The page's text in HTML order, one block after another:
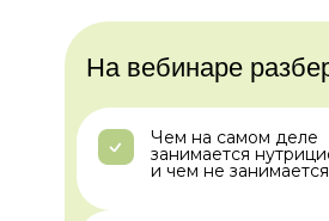
На вебинаре
Чем на самом деле
занимается
и чем не занимается